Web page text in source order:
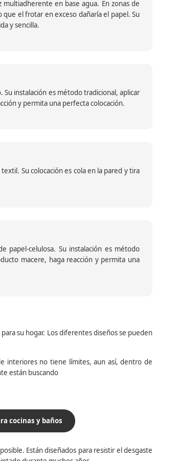
en base agua. En zonas de
el frotar en exceso dañaría el papel. Su
y sencilla.
instalación es método tradicional, aplicar
y permita una perfecta colocación.
Su colocación es cola en la pared y tira
papel-celulosa. Su instalación es método
macere, haga reacción y permita una
su hogar. Los diferentes diseños se pueden
interiores no tiene límites, aun así, dentro de
están buscando
cocinas y baños
Están diseñados para resistir el desgaste